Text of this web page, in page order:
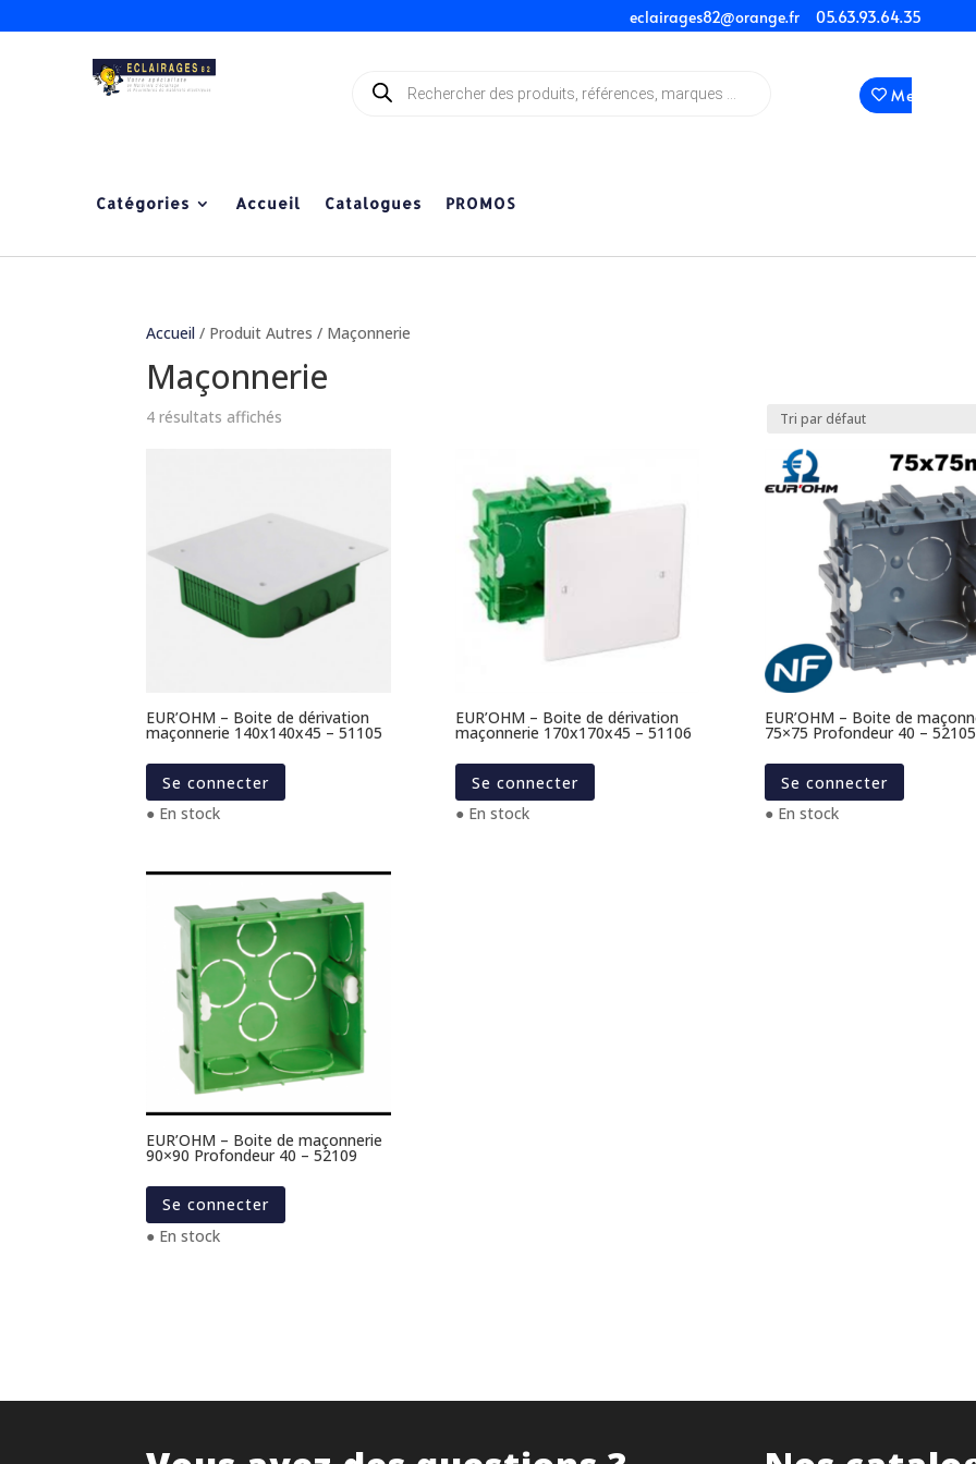
eclairages82@orange.fr 05.63.93.64.35
produits
Mes
Catégories Accueil Catalogues PROMOS
Accueil / Produit Autres / Maçonnerie
Maçonnerie
4 résultats affichés
EUR’OHM – Boite de dérivation
maçonnerie 140x140x45 – 51105
Se connecter
● En stock
EUR’OHM – Boite de dérivation
maçonnerie 170x170x45 – 51106
Se connecter
● En stock
EUR’OHM – Boite de
75×75 Profondeur 40 – 52105
Se connecter
● En stock
EUR’OHM – Boite de maçonnerie
90×90 Profondeur 40 – 52109
Se connecter
● En stock